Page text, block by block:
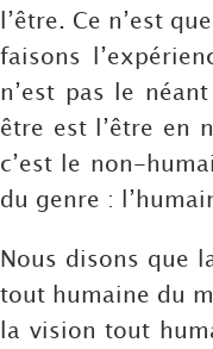
l’être. Ce n’est
faisons
n’est pas le
être est l’être en
c’est le non-
du genre :
Nous disons que
tout humaine du
la vision tout